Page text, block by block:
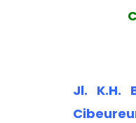
Jl. K.H.